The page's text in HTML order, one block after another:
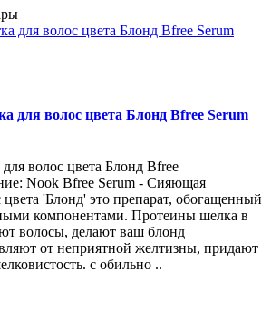
для волос цвета Блонд Bfree Serum
волос цвета Блонд Bfree
Nook Bfree Serum - Сияющая
цвета 'Блонд' это препарат, обогащенный
компонентами. Протеины шелка в
волосы, делают ваш блонд
от неприятной желтизны, придают
с обильно ..